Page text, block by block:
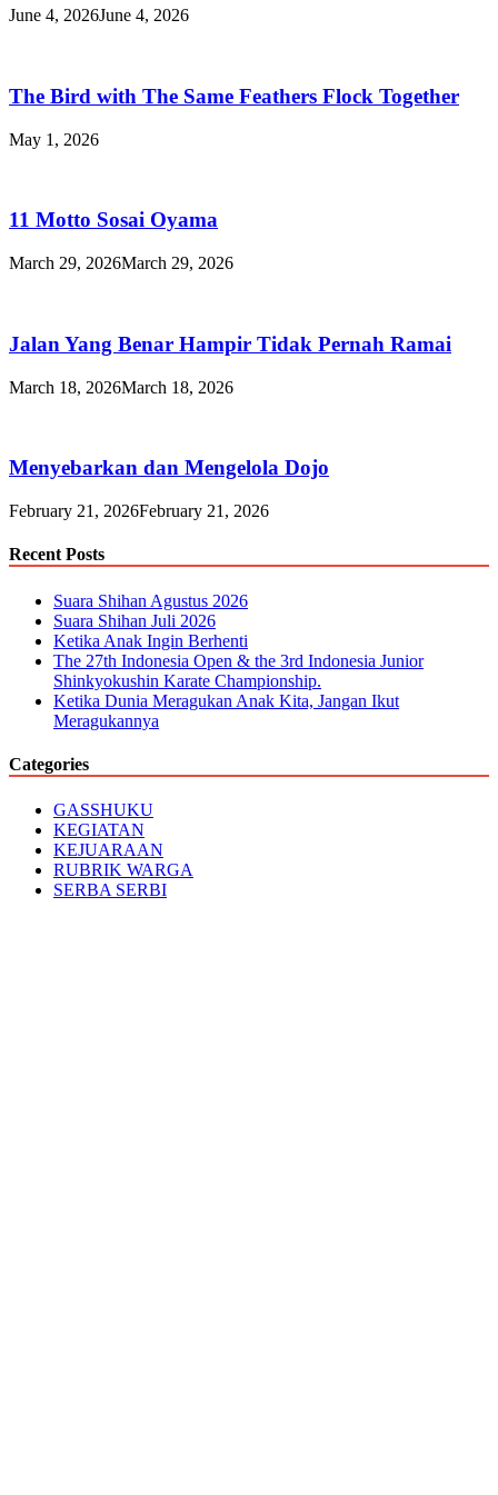
June 4, 2026June 4, 2026
The Bird with The Same Feathers Flock Together
May 1, 2026
11 Motto Sosai Oyama
March 29, 2026March 29, 2026
Jalan Yang Benar Hampir Tidak Pernah Ramai
March 18, 2026March 18, 2026
Menyebarkan dan Mengelola Dojo
February 21, 2026February 21, 2026
Recent Posts
Suara Shihan Agustus 2026
Suara Shihan Juli 2026
Ketika Anak Ingin Berhenti
The 27th Indonesia Open & the 3rd Indonesia Junior
Shinkyokushin Karate Championship.
Ketika Dunia Meragukan Anak Kita, Jangan Ikut
Meragukannya
Categories
GASSHUKU
KEGIATAN
KEJUARAAN
RUBRIK WARGA
SERBA SERBI